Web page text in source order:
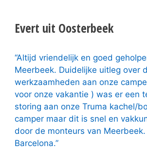
Evert uit Oosterbeek
“Altijd vriendelijk en goed
Meerbeek. Duidelijke uitleg over
werkzaamheden aan onze
voor onze vakantie ) was er een
storing aan onze Truma kachel/
camper maar dit is snel en
door de monteurs van
Barcelona.”